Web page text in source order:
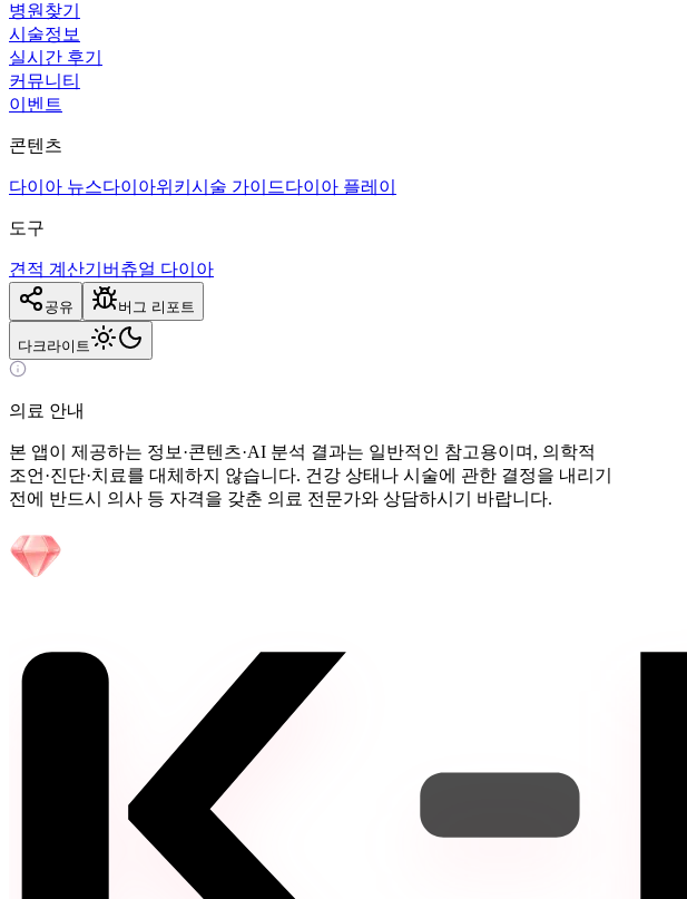
병원찾기
시술정보
실시간 후기
커뮤니티
이벤트
콘텐츠
다이아 뉴스다이아위키 시술 가이드다이아 플레이
도구
견적 계산기 버츄얼 다이아
공유 버그 리포트
다크라이트
의료 안내
본 앱이 제공하는 정보·콘텐츠·AI 분석 결과는 일반적인 참고용이며, 의학적
조언·진단·치료를 대체하지 않습니다. 건강 상태나 시술에 관한 결정을 내리기
전에 반드시 의사 등 자격을 갖춘 의료 전문가와 상담하시기 바랍니다.